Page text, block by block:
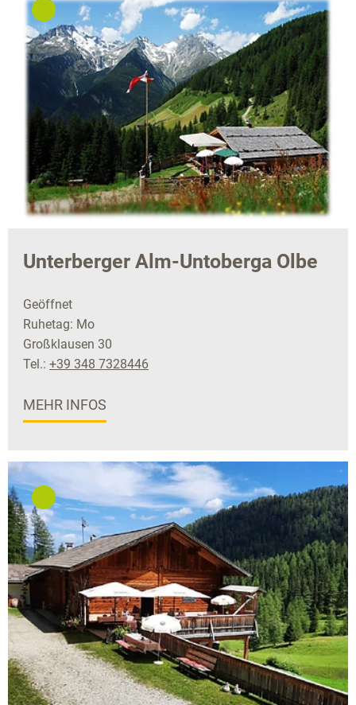
Unterberger Alm-Untoberga Olbe
Geöffnet
Ruhetag: Mo
Großklausen 30
Tel.: +39 348 7328446
MEHR INFOS